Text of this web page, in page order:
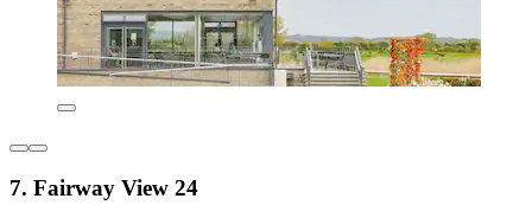
7. Fairway View 24